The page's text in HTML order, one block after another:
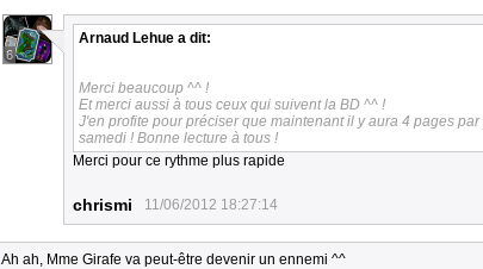
6
Arnaud Lehue a dit:
Merci beaucoup ^^ !
Et merci aussi à tous ceux qui suivent la BD ^^ !
J'en profite pour préciser que maintenant il y aura 4 pages
samedi ! Bonne lecture à tous !
Merci pour ce rythme plus rapide
chrismi 11/06/2012 18:27:14
Ah ah, Mme Girafe va peut-être devenir un ennemi ^^